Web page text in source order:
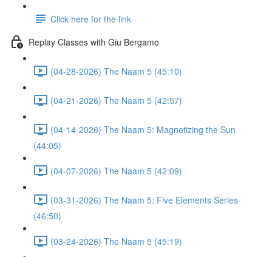
Click here for the link
Replay Classes with Giu Bergamo
(04-28-2026) The Naam 5 (45:10)
(04-21-2026) The Naam 5 (42:57)
(04-14-2026) The Naam 5: Magnetizing the Sun
(44:05)
(04-07-2026) The Naam 5 (42:09)
(03-31-2026) The Naam 5: Five Elements Series
(46:50)
(03-24-2026) The Naam 5 (45:19)